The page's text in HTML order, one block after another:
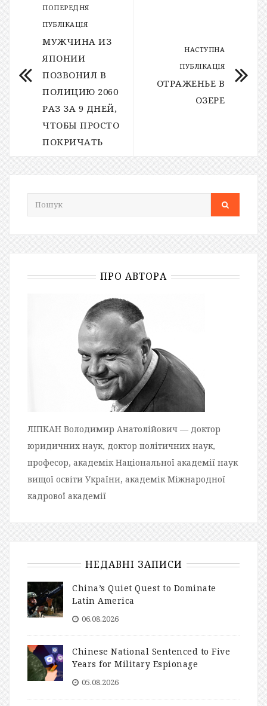
ПОПЕРЕДНЯ
ПУБЛІКАЦІЯ
МУЖЧИНА ИЗ
ЯПОНИИ
ПОЗВОНИЛ В
ПОЛИЦИЮ 2060
РАЗ ЗА 9 ДНЕЙ,
ЧТОБЫ ПРОСТО
ПОКРИЧАТЬ
НАСТУПНА
ПУБЛІКАЦІЯ
ОТРАЖЕНЬЕ В
ОЗЕРЕ
ПРО АВТОРА
ЛІПКАН Володимир Анатолійович — доктор
юридичних наук, доктор політичних наук,
професор, академік Національної академії наук
вищої освіти України, академік Міжнародної
кадрової академії
НЕДАВНІ ЗАПИСИ
China’s Quiet Quest to Dominate
Latin America
06.08.2026
Chinese National Sentenced to Five
Years for Military Espionage
05.08.2026